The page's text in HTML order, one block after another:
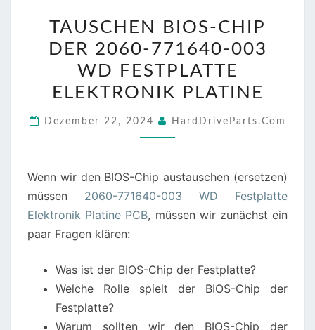
BIOS-
CHIP
DER
2060-
003
ELEKTRONIK
PLATINE
TAUSCHEN BIOS-CHIP
DER 2060-771640-003
WD FESTPLATTE
ELEKTRONIK PLATINE
Dezember 22, 2024 HardDriveParts.com
Wenn wir den BIOS-Chip austauschen (ersetzen)
müssen 2060-771640-003 WD Festplatte
Elektronik Platine PCB, müssen wir zunächst ein
paar Fragen klären:
Was ist der BIOS-Chip der Festplatte?
Welche Rolle spielt der BIOS-Chip der
Festplatte?
Warum sollten wir den BIOS-Chip der